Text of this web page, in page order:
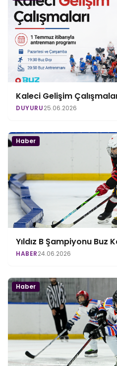
Kaleci Gelişim
DUYURU25.06.2026
Haber
Yıldız B Şampiyonu Buz
HABER24.06.2026
Haber